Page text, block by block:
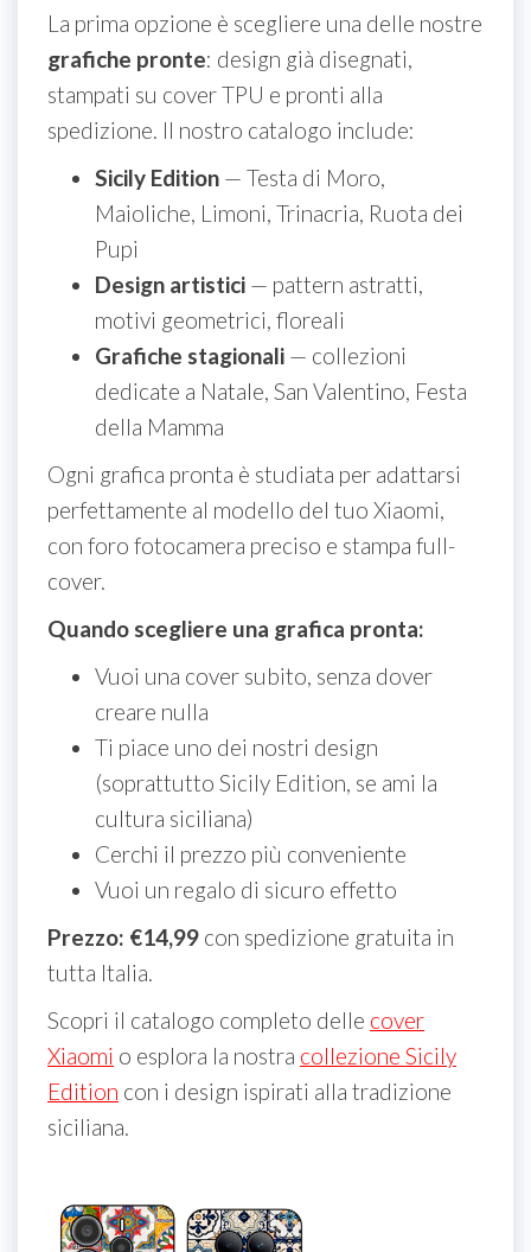
La prima opzione è scegliere una delle nostre
grafiche pronte: design già disegnati,
stampati su cover TPU e pronti alla
spedizione. Il nostro catalogo include:
Sicily Edition — Testa di Moro,
Maioliche, Limoni, Trinacria, Ruota dei
Pupi
Design artistici — pattern astratti,
motivi geometrici, floreali
Grafiche stagionali — collezioni
dedicate a Natale, San Valentino, Festa
della Mamma
Ogni grafica pronta è studiata per adattarsi
perfettamente al modello del tuo Xiaomi,
con foro fotocamera preciso e stampa full-
cover.
Quando scegliere una grafica pronta:
Vuoi una cover subito, senza dover
creare nulla
Ti piace uno dei nostri design
(soprattutto Sicily Edition, se ami la
cultura siciliana)
Cerchi il prezzo più conveniente
Vuoi un regalo di sicuro effetto
Prezzo: €14,99 con spedizione gratuita in
tutta Italia.
Scopri il catalogo completo delle cover
Xiaomi o esplora la nostra collezione Sicily
Edition con i design ispirati alla tradizione
siciliana.